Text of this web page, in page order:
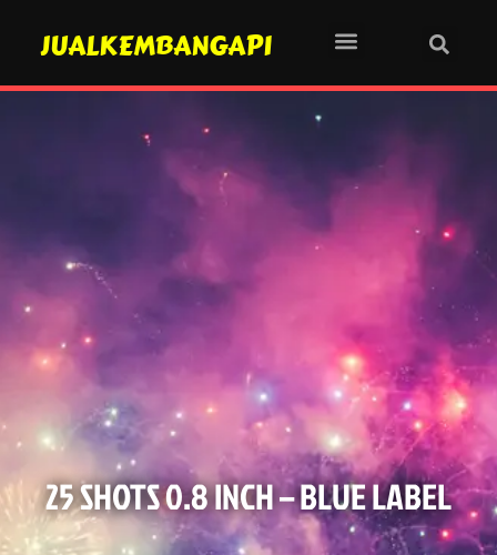
JUALKEMBANGAPI
25 SHOTS 0.8 INCH – BLUE LABEL